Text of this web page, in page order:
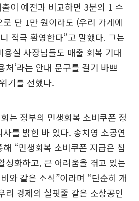
이 예전과 비교하면 3분의 1 수
단 1만 원이라도 (우리 가게에
적극 환영한다”고 말했다. 그는
용실 사장님들도 매출 회복 기대
처’라는 안내 문구를 걸기 바쁘
기를 전했다.
는 정부의 민생회복 소비쿠폰 정
를 밝힌 바 있다. 송치영 소공연
“민생회복 소비쿠폰 지급은 침
성화하고, 큰 어려움을 겪고 있는
와 같은 소식”이라며 “단순히 개
리 경제의 실핏줄 같은 소상공인